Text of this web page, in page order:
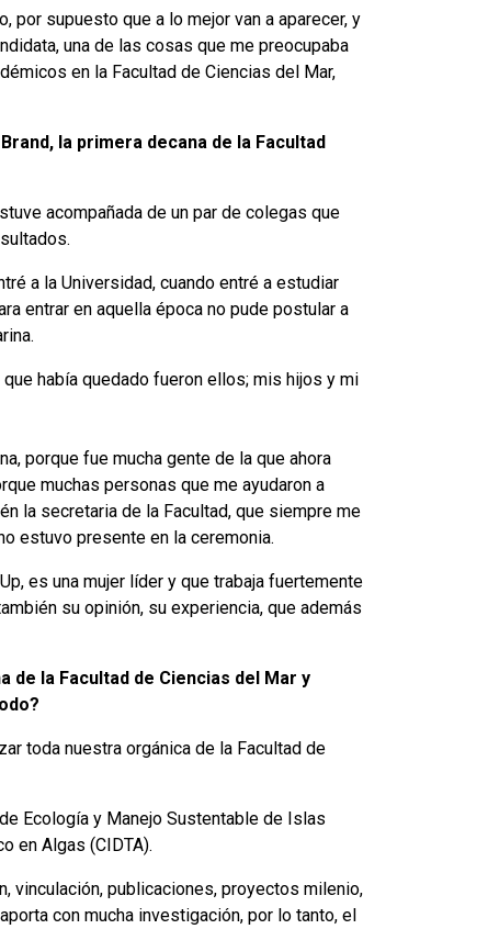
por supuesto que a lo mejor van a aparecer, y
una de las cosas que me preocupaba
en la Facultad de Ciencias del Mar,
la primera decana de la Facultad
acompañada de un par de colegas que
a la Universidad, cuando entré a estudiar
entrar en aquella época no pude postular a
había quedado fueron ellos; mis hijos y mi
porque fue mucha gente de la que ahora
muchas personas que me ayudaron a
la secretaria de la Facultad, que siempre me
estuvo presente en la ceremonia.
es una mujer líder y que trabaja fuertemente
su opinión, su experiencia, que además
la Facultad de Ciencias del Mar y
toda nuestra orgánica de la Facultad de
Ecología y Manejo Sustentable de Islas
en Algas (CIDTA).
vinculación, publicaciones, proyectos milenio,
con mucha investigación, por lo tanto, el